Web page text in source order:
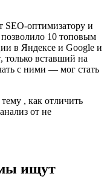
SEO-оптимизатору и
10 топовым
в Яндексе и Google и
только вставший на
с ними — мог стать
, как отличить
от не
ищут